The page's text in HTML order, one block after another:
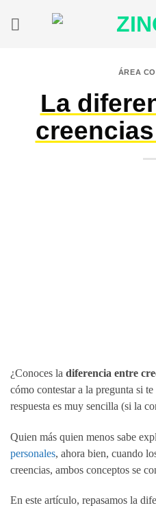
ÁREA
La
¿Conoces la diferencia entre
cómo contestar a la pregunta si
respuesta es muy sencilla (si la
Quien más quien menos sabe
personales, ahora bien, cuando
creencias, ambos conceptos se
En este artículo, repasamos la